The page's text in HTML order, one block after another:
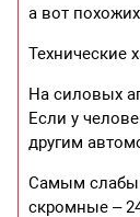
а вот
Технические
На силовых
Если у
другим
Самым
скромные –